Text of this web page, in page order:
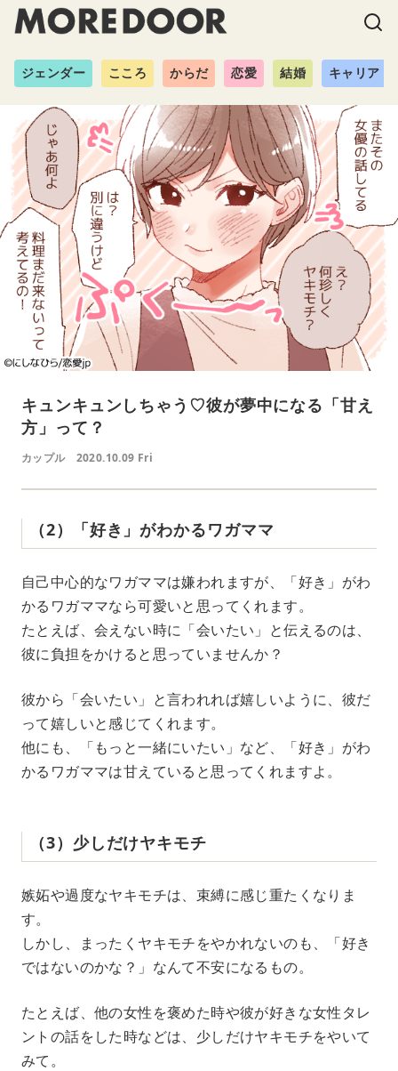
ジェンダー こころ からだ 恋愛 結婚 キャリア
キュンキュンしちゃう♡彼が夢中になる「甘え
方」って？
カップル 2020.10.09 Fri
（2）「好き」がわかるワガママ
自己中心的なワガママは嫌われますが、「好き」がわ
かるワガママなら可愛いと思ってくれます。
たとえば、会えない時に「会いたい」と伝えるのは、
彼に負担をかけると思っていませんか？
彼から「会いたい」と言われれば嬉しいように、彼だ
って嬉しいと感じてくれます。
他にも、「もっと一緒にいたい」など、「好き」がわ
かるワガママは甘えていると思ってくれますよ。
（3）少しだけヤキモチ
嫉妬や過度なヤキモチは、束縛に感じ重たくなりま
す。
しかし、まったくヤキモチをやかれないのも、「好き
ではないのかな？」なんて不安になるもの。
たとえば、他の女性を褒めた時や彼が好きな女性タレ
ントの話をした時などは、少しだけヤキモチをやいて
みて。